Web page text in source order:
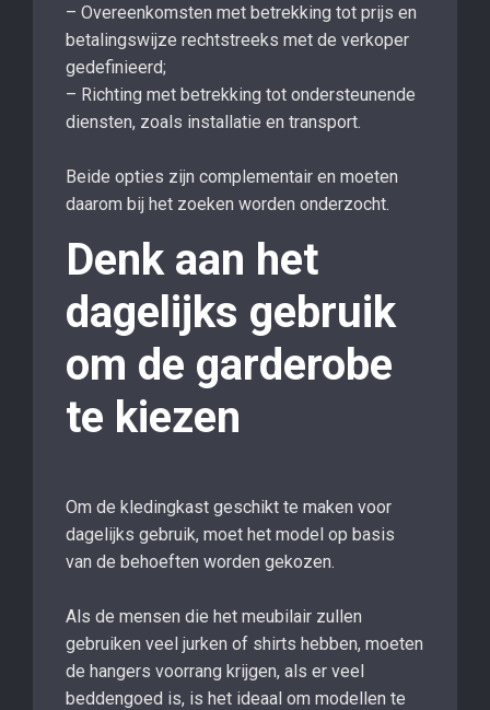
– Overeenkomsten met betrekking tot prijs en
betalingswijze rechtstreeks met de verkoper
gedefinieerd;
– Richting met betrekking tot ondersteunende
diensten, zoals installatie en transport.
Beide opties zijn complementair en moeten
daarom bij het zoeken worden onderzocht.
Denk aan het
dagelijks gebruik
om de garderobe
te kiezen
Om de kledingkast geschikt te maken voor
dagelijks gebruik, moet het model op basis
van de behoeften worden gekozen.
Als de mensen die het meubilair zullen
gebruiken veel jurken of shirts hebben, moeten
de hangers voorrang krijgen, als er veel
beddengoed is, is het ideaal om modellen te